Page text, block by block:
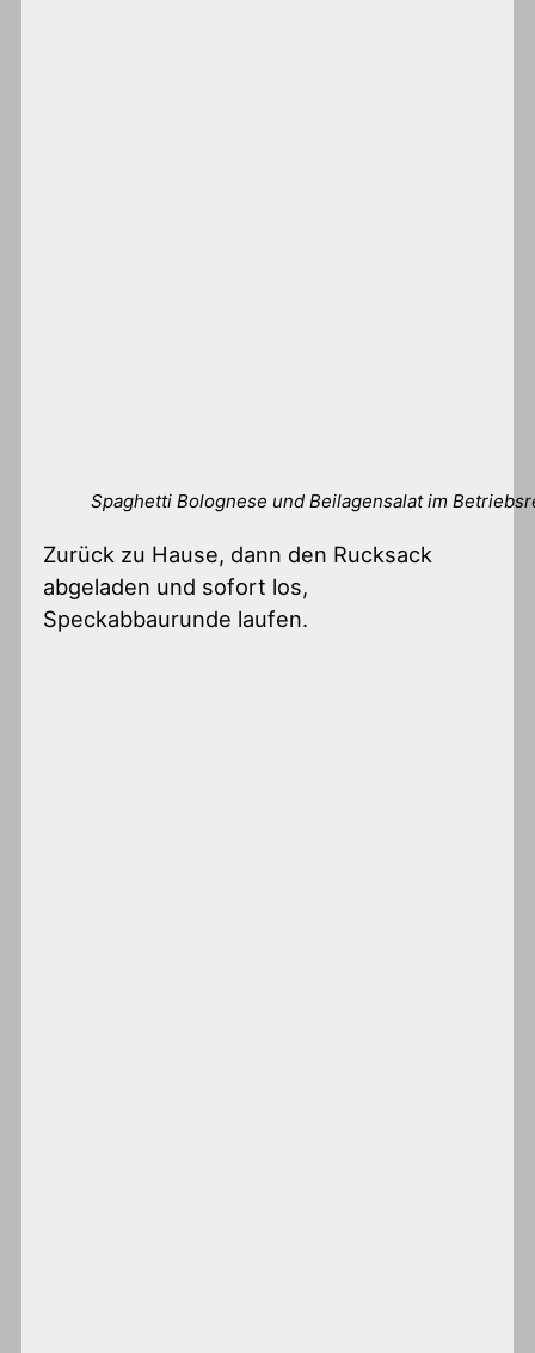
Spaghetti Bolognese und Beilagensalat im
Zurück zu Hause, dann den Rucksack
abgeladen und sofort los,
Speckabbaurunde laufen.